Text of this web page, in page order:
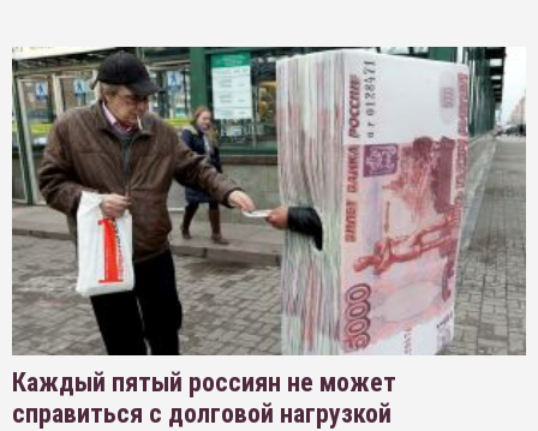
Каждый пятый россиян не может
справиться с долговой нагрузкой